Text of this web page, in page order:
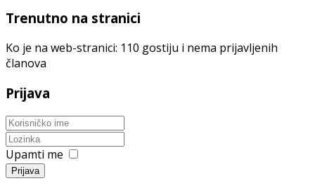
Trenutno na stranici
Ko je na web-stranici: 110 gostiju i nema prijavljenih
članova
Prijava
Upamti me
Prijava